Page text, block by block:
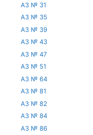
АЗ № 31
АЗ № 35
АЗ № 39
АЗ № 43
АЗ № 47
АЗ № 51
АЗ № 64
АЗ № 81
АЗ № 82
АЗ № 84
АЗ № 86